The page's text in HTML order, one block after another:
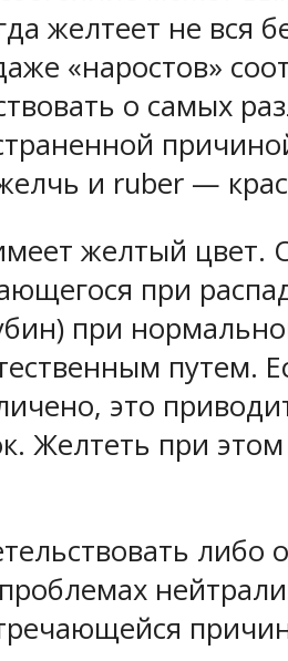
желтеет не вся
«наростов»
о самых
и ruber —
желтый цвет.
при
при
путем.
это
Желтеть при